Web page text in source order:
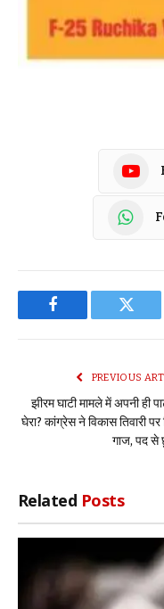
Facebook
PREVIOUS
झीरम घाटी मामले में अपनी ही
घेरा? कांग्रेस ने विकास तिवारी पर
गाज, पद से
Related Posts